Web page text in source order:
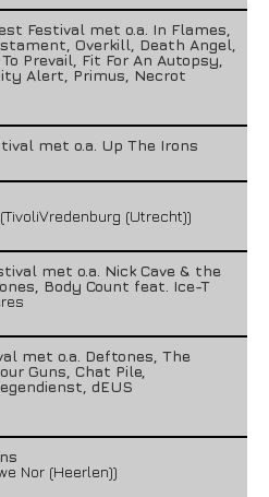
Festival met o.a. In Flames,
Overkill, Death Angel,
Prevail, Fit For An Autopsy,
Alert, Primus, Necrot
met o.a. Up The Irons
(Utrecht))
met o.a. Nick Cave & the
Body Count feat. Ice-T
met o.a. Deftones, The
Guns, Chat Pile,
dEUS
Nor (Heerlen))